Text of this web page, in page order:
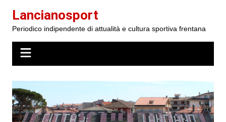
contenuto
Lancianosport
Periodico indipendente di attualità e cultura sportiva frentana